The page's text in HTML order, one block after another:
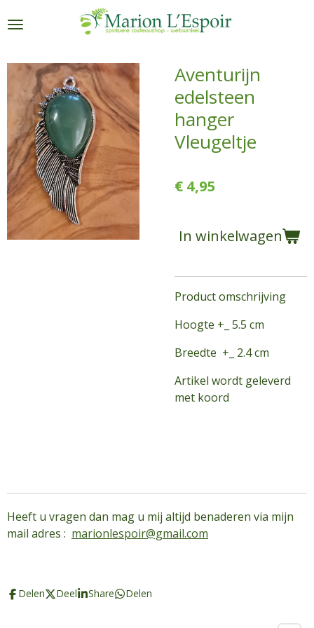
direct
de
hoofdinhoud
Aventurijn
edelsteen
hanger
Vleugeltje
€ 4,95
In winkelwagen
Product omschrijving
Hoogte +_ 5.5 cm
Breedte +_ 2.4 cm
Artikel wordt geleverd
met koord
Heeft u vragen dan mag u mij altijd benaderen via mijn
mail adres : marionlespoir@gmail.com
Delen Deel Share Delen